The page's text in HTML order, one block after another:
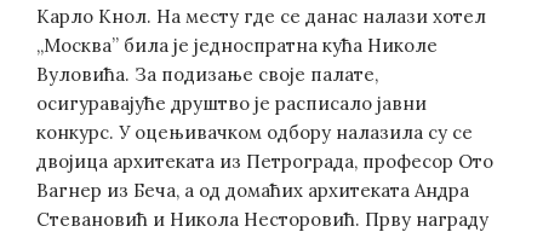
Карло Кнол. На месту где се данас налази хотел
„Москва” била је једноспратна кућа Николе
Вуловића. За подизање своје палате,
осигуравајуће друштво је расписало јавни
конкурс. У оцењивачком одбору налазила су се
двојица архитеката из Петрограда, професор Ото
Вагнер из Беча, а од домаћих архитеката Андра
Стевановић и Никола Несторовић. Прву награду